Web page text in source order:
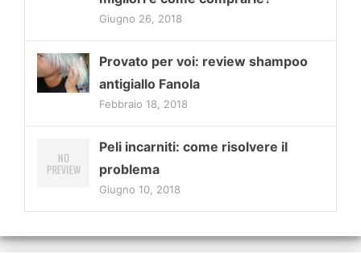
Giugno 26, 2018
Provato per voi: review shampoo
antigiallo Fanola
Febbraio 18, 2018
Peli incarniti: come risolvere il
problema
Giugno 10, 2018